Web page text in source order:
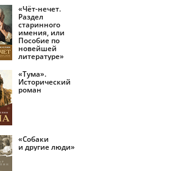
«Чёт-нечет.
Раздел
старинного
имения, или
Пособие по
новейшей
литературе»
«Тума».
Исторический
роман
«Собаки
и другие люди»